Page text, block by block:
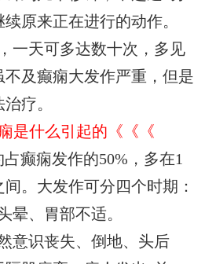
原来正在进行的动作。
一天可多达数十次，多见
及癫痫大发作严重，但是
疗。
是什么引起的《《《
占癫痫发作的50%，多在1
。大发作可分四个时期：
晕、胃部不适。
意识丧失、倒地、头后